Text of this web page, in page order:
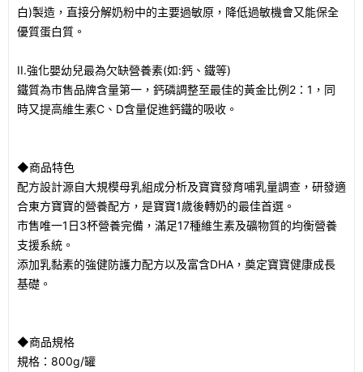
白)製造，直接分解奶粉中的主要過敏原，降低過敏機會又能保全
優質蛋白質。
II.強化嬰幼兒最為欠缺營養素(如:鈣、鐵等)
鐵質為市售品牌含量第一，鈣磷調整至最佳的黃金比例2：1，同
時又提高維生素C、D含量促進鈣鐵的吸收。
◆商品特色
配方設計源自大規模母乳組成分析及寶寶發育哺乳量調查，研發適
合東方寶寶的營養配方，是寶寶1歲後轉奶的最佳首選。
市售唯一1日3杯營養完備，滿足17種維生素及礦物質的均衡營養
支援系統。
添加乳黏素的強健防護力配方以及富含DHA，奠定寶寶健康成長
基礎。
◆商品規格
規格：800g/罐